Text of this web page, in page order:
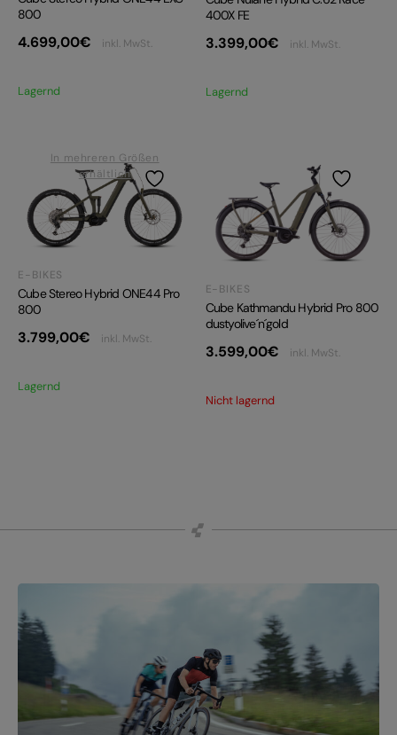
800
4.699,00€ inkl. MwSt.
Lagernd
400X FE
3.399,00€ inkl. MwSt.
Lagernd
In mehreren Größen
erhältlich
E-BIKES
Cube Stereo Hybrid ONE44 Pro
800
3.799,00€ inkl. MwSt.
Lagernd
E-BIKES
Cube Kathmandu Hybrid Pro 800
dustyolive´n´gold
3.599,00€ inkl. MwSt.
Nicht lagernd